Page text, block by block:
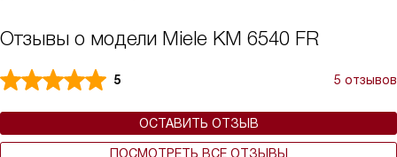
Отзывы о модели Miele KM 6540 FR
5 5 отзывов
ОСТАВИТЬ ОТЗЫВ
ПОСМОТРЕТЬ ВСЕ ОТЗЫВЫ